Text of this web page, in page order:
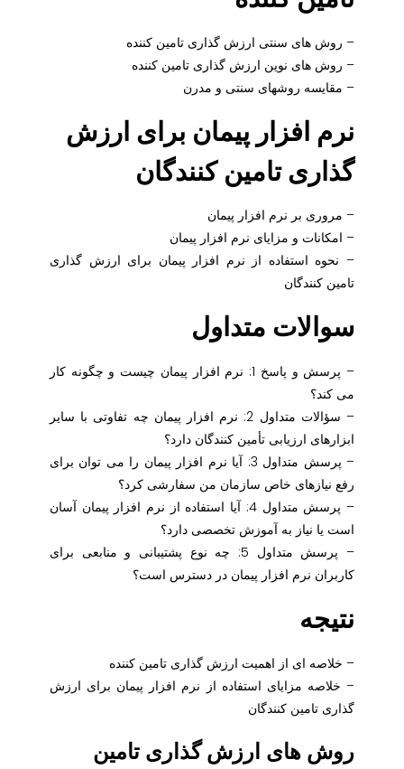
– روش های سنتی ارزش گذاری تامین کننده
– روش های نوین ارزش گذاری تامین کننده
– مقایسه روشهای سنتی و مدرن
نرم افزار پیمان برای ارزش
گذاری تامین کنندگان
– مروری بر نرم افزار پیمان
– امکانات و مزایای نرم افزار پیمان
– نحوه استفاده از نرم افزار پیمان برای ارزش گذاری
تامین کنندگان
سوالات متداول
– پرسش و پاسخ 1: نرم افزار پیمان چیست و چگونه کار
می کند؟
– سؤالات متداول 2: نرم افزار پیمان چه تفاوتی با سایر
ابزارهای ارزیابی تأمین کنندگان دارد؟
– پرسش متداول 3: آیا نرم افزار پیمان را می توان برای
رفع نیازهای خاص سازمان من سفارشی کرد؟
– پرسش متداول 4: آیا استفاده از نرم افزار پیمان آسان
است یا نیاز به آموزش تخصصی دارد؟
– پرسش متداول 5: چه نوع پشتیبانی و منابعی برای
کاربران نرم افزار پیمان در دسترس است؟
نتیجه
– خلاصه ای از اهمیت ارزش گذاری تامین کننده
– خلاصه مزایای استفاده از نرم افزار پیمان برای ارزش
گذاری تامین کنندگان
روش های ارزش گذاری تامین